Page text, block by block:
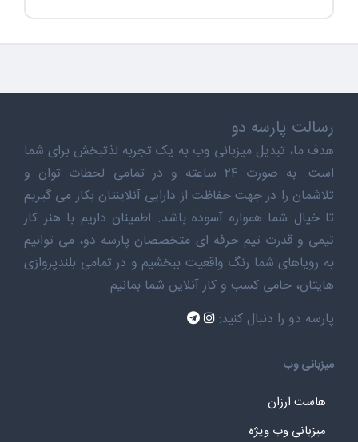
رسالت پارسه دو
هدف ما، تبدیل میزبانی وب به یک تجربه لذتبخش برای شما
است. به صورت ۲۴ ساعته و در تمامی لحظات توان و
تلاشمان را در جهت حفاظت از دارایی آنلاینتان بکار می گیریم
تا خیال شما همواره آسوده باشد. اطمینان داریم با هنر کار
تیمی و قدرت تیم حرفه ای متخصصان پارسه دو، می توانیم
به رویاهای شما رنگ واقعیت ببخشیم و در تمامی بلندپروازی
هایتان، حامی کسب و کار آنلاین شما بمانیم.
پارسه دو را دنبال کنید:
میزبانی وب
هاست ارزان
میزبانی وب ویژه